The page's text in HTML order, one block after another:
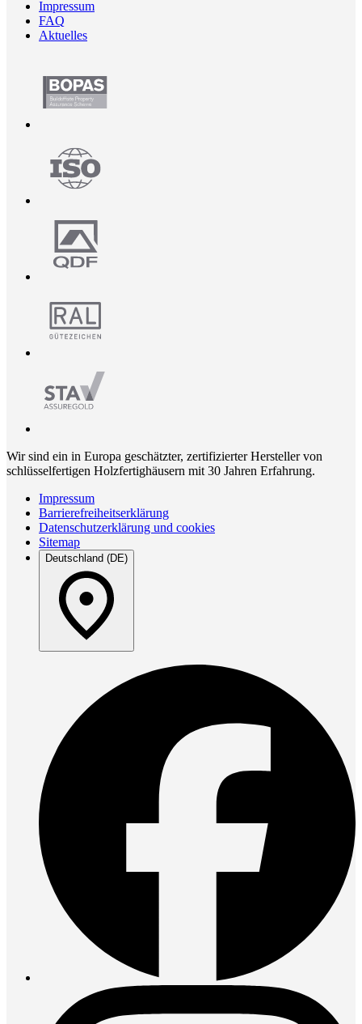
Impressum
FAQ
Aktuelles
Wir sind ein in Europa geschätzter, zertifizierter Hersteller von
schlüsselfertigen Holzfertighäusern mit 30 Jahren Erfahrung.
Impressum
Barrierefreiheitserklärung
Datenschutzerklärung und cookies
Sitemap
Deutschland (DE)